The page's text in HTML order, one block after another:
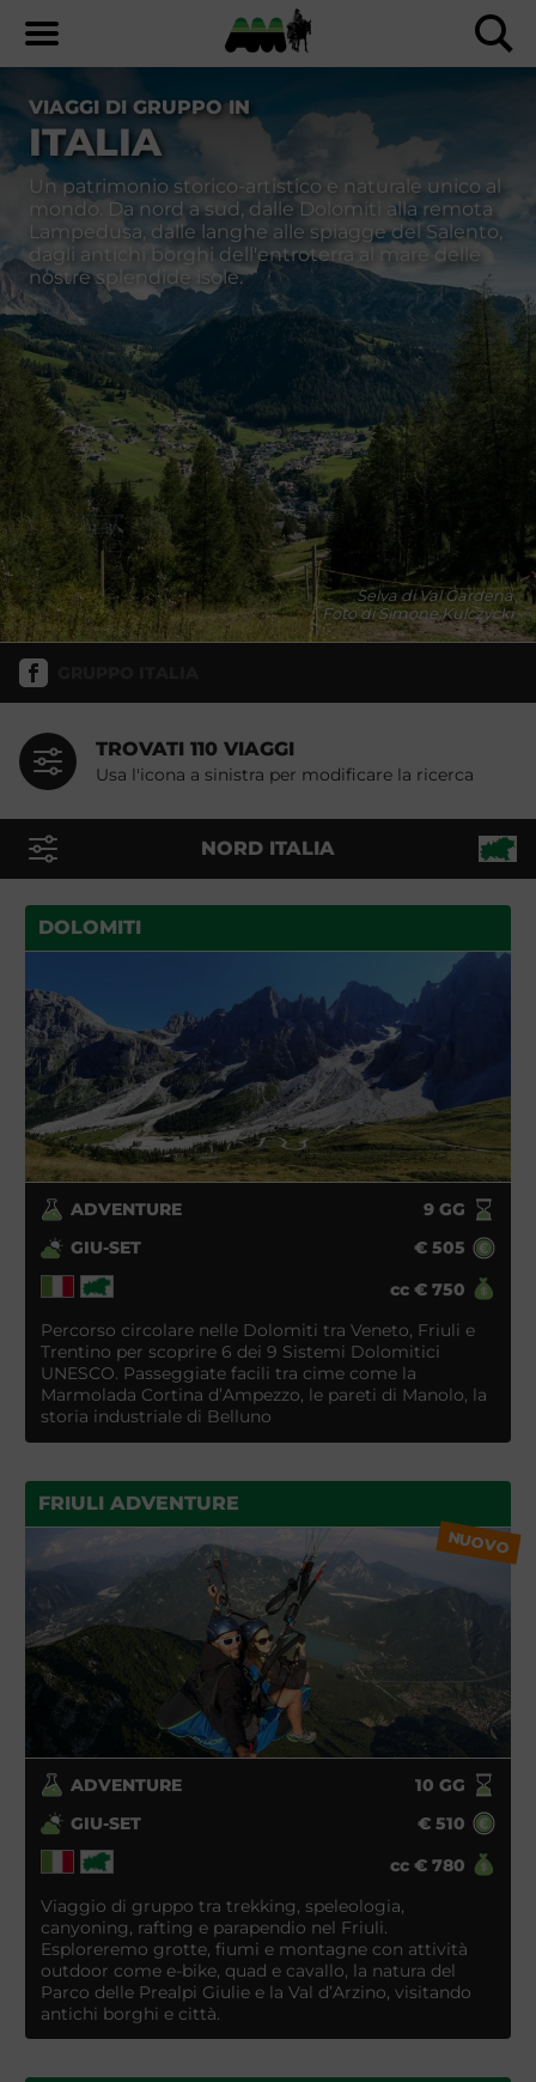
VIAGGI DI GRUPPO IN
ITALIA
Un patrimonio storico-artistico e naturale unico al
mondo. Da nord a sud, dalle Dolomiti alla remota
Lampedusa, dalle langhe alle spiagge del Salento,
dagli antichi borghi dell'entroterra al mare delle
nostre splendide isole.
Selva di Val Gardena
Foto di Simone Kulczycki
TROVATI 110 VIAGGI
Usa l'icona a sinistra per modificare la ricerca
NORD ITALIA
DOLOMITI
ADVENTURE 9GG
GIU-SET
€ 505
cc € 750
Percorso circolare nelle Dolomiti tra Veneto, Friuli e
Trentino per scoprire 6 dei 9 Sistemi Dolomitici
UNESCO. Passeggiate facili tra cime come la
Marmolada Cortina d’Ampezzo, le pareti di Manolo, la
storia industriale di Belluno
FRIULI ADVENTURE
NUOVO
ADVENTURE 10 GG
GIU-SET
€ 510
cc € 780
Viaggio di gruppo tra trekking, speleologia,
canyoning, rafting e parapendio nel Friuli.
Esploreremo grotte, fiumi e montagne con attività
outdoor come e-bike, quad e cavallo, la natura del
Parco delle Prealpi Giulie e la Val d’Arzino, visitando
antichi borghi e città.